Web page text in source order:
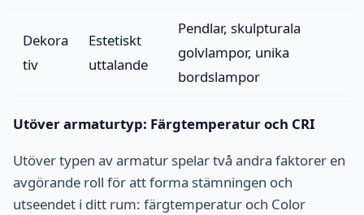
Dekora
tiv
Estetiskt
uttalande
Pendlar, skulpturala
golvlampor, unika
bordslampor
Utöver armaturtyp: Färgtemperatur och CRI
Utöver typen av armatur spelar två andra faktorer en
avgörande roll för att forma stämningen och
utseendet i ditt rum: färgtemperatur och Color